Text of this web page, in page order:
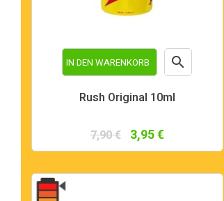
IN DEN WARENKORB 
Rush Original 10ml
7,90 € 3,95 €